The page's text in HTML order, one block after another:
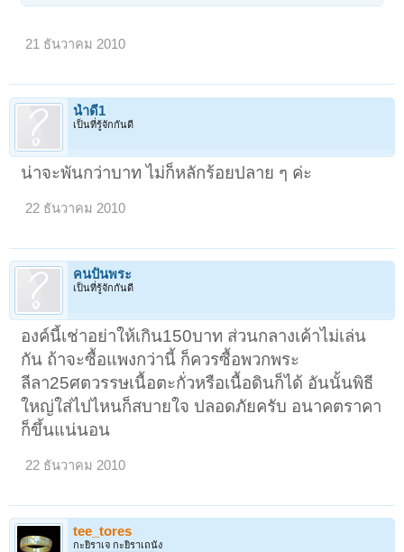
21 ธันวาคม 2010
น้ำดี1
เป็นที่รู้จักกันดี
น่าจะพันกว่าบาท ไม่ก็หลักร้อยปลาย ๆ ค่ะ
22 ธันวาคม 2010
คนปั้นพระ
เป็นที่รู้จักกันดี
องค์นี้เช่าอย่าให้เกิน150บาท ส่วนกลางเค้าไม่เล่น
กัน ถ้าจะซื้อแพงกว่านี้ ก็ควรซื้อพวกพระ
ลีลา25ศตวรรษเนื้อตะกั่วหรือเนื้อดินก็ได้ อันนั้นพิธี
ใหญ่ใส่ไปไหนก็สบายใจ ปลอดภัยครับ อนาคตราคา
ก็ขึ้นแน่นอน
22 ธันวาคม 2010
tee_tores
กะยิราเจ กะยิราเถนัง